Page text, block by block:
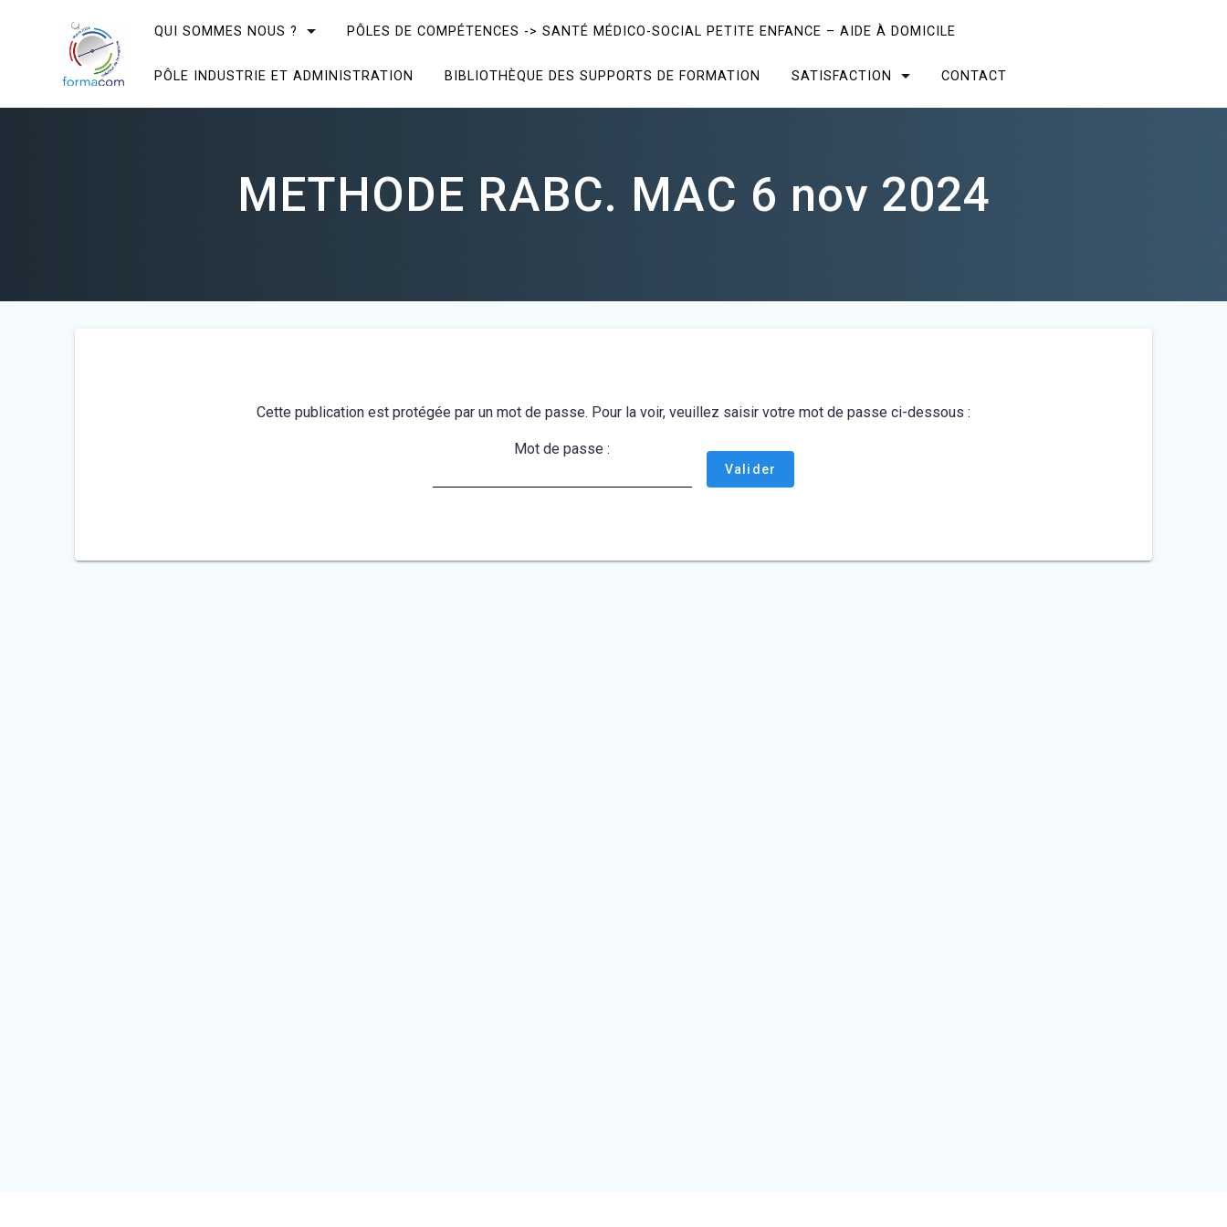
QUI SOMMES NOUS ? PÔLES DE COMPÉTENCES -> SANTÉ MÉDICO-SOCIAL PETITE ENFANCE – AIDE À DOMICILE
PÔLE INDUSTRIE ET ADMINISTRATION BIBLIOTHÈQUE DES SUPPORTS DE FORMATION SATISFACTION CONTACT
METHODE RABC. MAC 6 nov 2024
Cette publication est protégée par un mot de passe. Pour la voir, veuillez saisir votre mot de passe ci-dessous :
Mot de passe :